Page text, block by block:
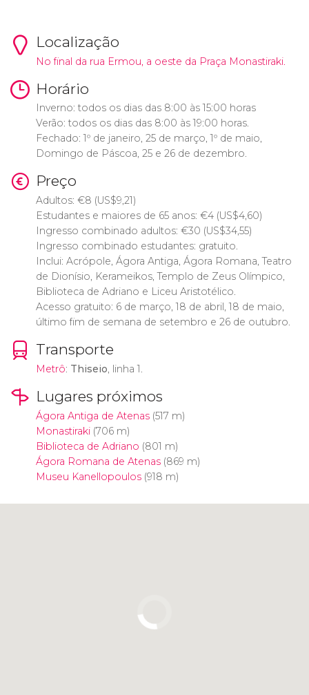
Localização
No final da rua Ermou, a oeste da Praça Monastiraki.
Horário
Inverno: todos os dias das 8:00 às 15:00 horas
Verão: todos os dias das 8:00 às 19:00 horas.
Fechado: 1º de janeiro, 25 de março, 1º de maio,
Domingo de Páscoa, 25 e 26 de dezembro.
Preço
Adultos: €8 (US$9,21)
Estudantes e maiores de 65 anos: €4 (US$4,60)
Ingresso combinado adultos: €30 (US$34,55)
Ingresso combinado estudantes: gratuito.
Inclui: Acrópole, Ágora Antiga, Ágora Romana, Teatro
de Dionísio, Kerameikos, Templo de Zeus Olímpico,
Biblioteca de Adriano e Liceu Aristotélico.
Acesso gratuito: 6 de março, 18 de abril, 18 de maio,
último fim de semana de setembro e 26 de outubro.
Transporte
Metrô: Thiseio, linha 1.
Lugares próximos
Ágora Antiga de Atenas(517 m)
Monastiraki(706 m)
Biblioteca de Adriano (801 m)
Ágora Romana de Atenas(869 m)
Museu Kanellopoulos(918 m)